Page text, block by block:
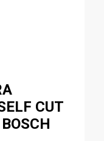
CUT